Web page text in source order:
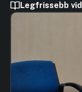
Legfrissebb